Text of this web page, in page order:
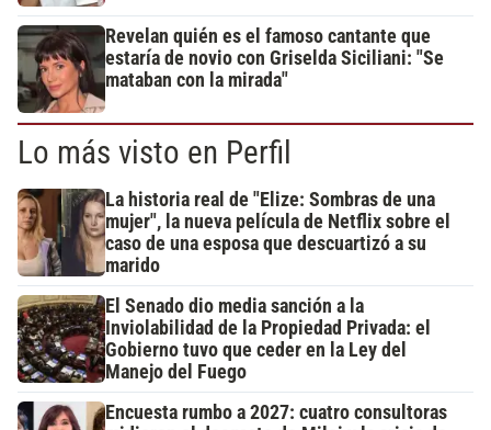
Revelan quién es el famoso cantante que
estaría de novio con Griselda Siciliani: "Se
mataban con la mirada"
Lo más visto en Perfil
La historia real de "Elize: Sombras de una
mujer", la nueva película de Netflix sobre el
caso de una esposa que descuartizó a su
marido
El Senado dio media sanción a la
Inviolabilidad de la Propiedad Privada: el
Gobierno tuvo que ceder en la Ley del
Manejo del Fuego
Encuesta rumbo a 2027: cuatro consultoras